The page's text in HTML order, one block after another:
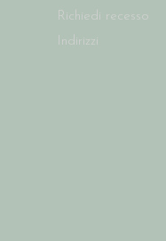
Richiedi recesso
Indirizzi